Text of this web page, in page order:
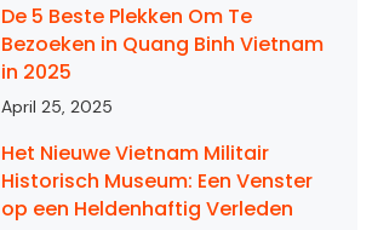
De 5 Beste Plekken Om Te
Bezoeken in Quang Binh Vietnam
in 2025
April 25, 2025
Het Nieuwe Vietnam Militair
Historisch Museum: Een Venster
op een Heldenhaftig Verleden